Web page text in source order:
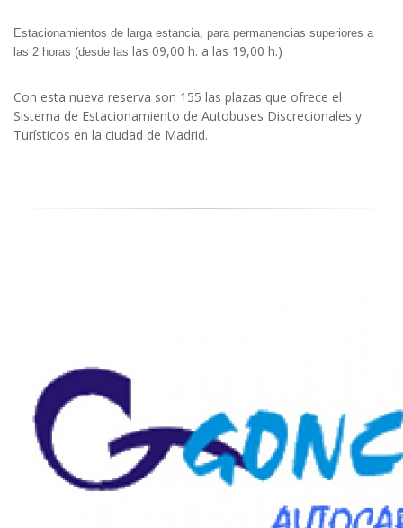
Estacionamientos de larga estancia, para permanencias superiores a
las 2 horas (desde las las 09,00 h. a las 19,00 h.)
Con esta nueva reserva son 155 las plazas que ofrece el
Sistema de Estacionamiento de Autobuses Discrecionales y
Turísticos en la ciudad de Madrid.